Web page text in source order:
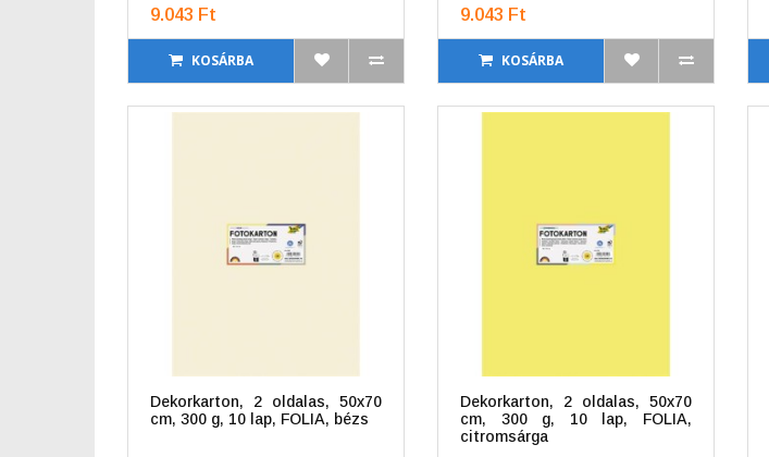
9.043 Ft
KOSÁRBA
9.043 Ft
KOSÁRBA
Dekorkarton, 2 oldalas, 50x70
cm, 300 g, 10 lap, FOLIA, bézs
Dekorkarton, 2 oldalas, 50x70
cm, 300 g, 10 lap, FOLIA,
citromsárga